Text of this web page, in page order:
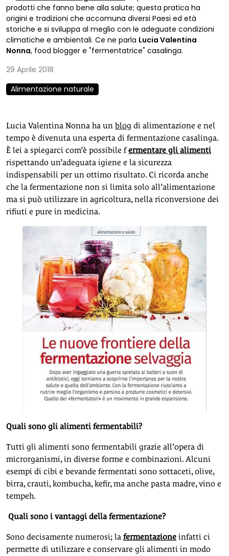
prodotti che fanno bene alla salute; questa pratica ha
origini e tradizioni che accomuna diversi Paesi ed età
storiche e si sviluppa al meglio con le adeguate condizioni
climatiche e ambientali. Ce ne parla Lucia Valentina
Nonna, food blogger e "fermentatrice" casalinga.
29 Aprile 2018
Alimentazione naturale
Lucia Valentina Nonna ha un blog di alimentazione e nel
tempo è divenuta una esperta di fermentazione casalinga.
È lei a spiegarci com’è possibile fermentare gli alimenti
rispettando un’adeguata igiene e la sicurezza
indispensabili per un ottimo risultato. Ci ricorda anche
che la fermentazione non si limita solo all’alimentazione
ma si può utilizzare in agricoltura, nella riconversione dei
rifiuti e pure in medicina.
Quali sono gli alimenti fermentabili?
Tutti gli alimenti sono fermentabili grazie all’opera di
microrganismi, in diverse forme e combinazioni. Alcuni
esempi di cibi e bevande fermentati sono sottaceti, olive,
birra, crauti, kombucha, kefir, ma anche pasta madre, vino e
tempeh.
Quali sono i vantaggi della fermentazione?
Sono decisamente numerosi; la fermentazione infatti ci
permette di utilizzare e conservare gli alimenti in modo